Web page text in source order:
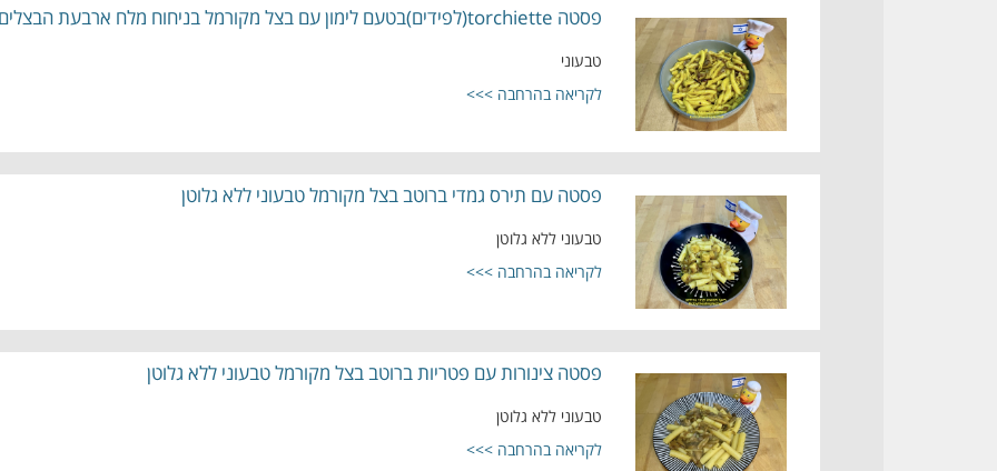
פסטה torchiette(לפידים)בטעם לימון עם בצל מקורמל בניחוח מלח ארבעת הבצלים טבעוני
טבעוני
לקריאה בהרחבה >>>
פסטה עם תירס גמדי ברוטב בצל מקורמל טבעוני ללא גלוטן
טבעוני ללא גלוטן
לקריאה בהרחבה >>>
פסטה צינורות עם פטריות ברוטב בצל מקורמל טבעוני ללא גלוטן
טבעוני ללא גלוטן
לקריאה בהרחבה >>>